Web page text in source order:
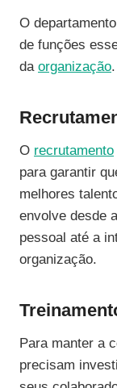
O
de funções
da organização
O recrutamento
para garantir
melhores
envolve desde
pessoal até a
organização.
Para manter a
precisam